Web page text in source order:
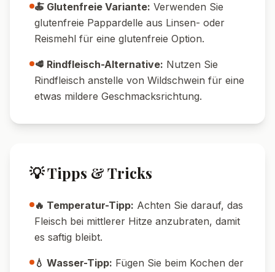
🍝 Glutenfreie Variante: Verwenden Sie
glutenfreie Pappardelle aus Linsen- oder
Reismehl für eine glutenfreie Option.
🥩 Rindfleisch-Alternative: Nutzen Sie
Rindfleisch anstelle von Wildschwein für eine
etwas mildere Geschmacksrichtung.
💡 Tipps & Tricks
🔥 Temperatur-Tipp: Achten Sie darauf, das
Fleisch bei mittlerer Hitze anzubraten, damit
es saftig bleibt.
💧 Wasser-Tipp: Fügen Sie beim Kochen der